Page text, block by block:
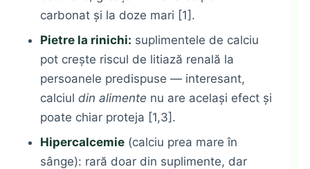
carbonat și la doze mari [1].
Pietre la rinichi: suplimentele de calciu
pot crește riscul de litiază renală la
persoanele predispuse — interesant,
calciuldin alimente nu are același efect și
poate chiar proteja [1,3].
Hipercalcemie (calciu prea mare în
sânge): rară doar din suplimente, dar